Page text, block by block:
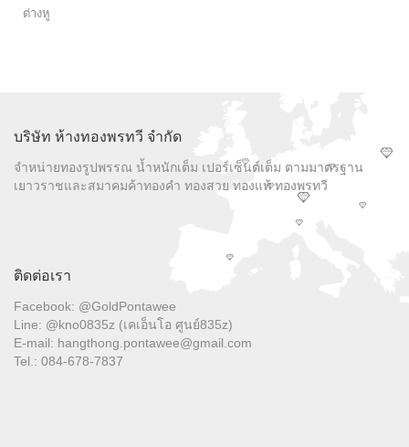
ต่างหู
บริษัท ห้างทองพรทวี จำกัด
จำหน่ายทองรูปพรรณ น้ำหนักเต็ม เปอร์เซ็นต์เต็ม ตามมาตรฐาน
เยาวราชและสมาคมค้าทองคำ ทองสวย ทองแท้ ทองพรทวี
ติดต่อเรา
Facebook: @GoldPontawee
Line: @kno0835z (เคเอ็นโอ ศูนย์835z)
E-mail: hangthong.pontawee@gmail.com
Tel.: 084-678-7837